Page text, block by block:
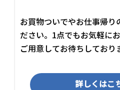
お買物ついでやお仕事帰り
ださい。1点でもお気軽に
ご用意してお待ちしており
詳しくはこ